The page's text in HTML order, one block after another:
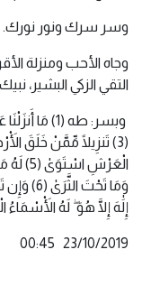
وسر سرك ونور نورك.
وجاه الأحب ومنزلة
التقي الزكي البشير،
الْعَرْشِ
إِلَٰهَ إِلَّا هُوَ ۖ لَهُ الْأَسْمَاءُ
23/10/2019 00:45